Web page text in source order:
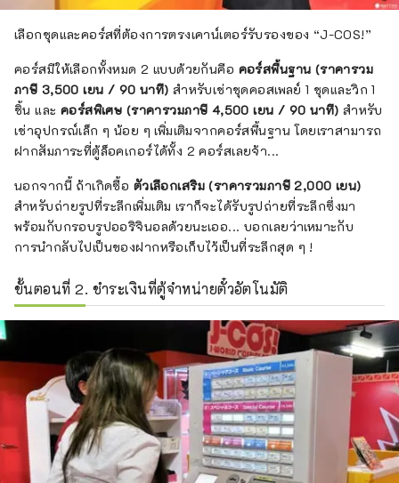
เลือกชุดและคอร์สที่ต้องการตรงเคาน์เตอร์รับรองของ “J-COS!”
คอร์สมีให้เลือกทั้งหมด 2 แบบด้วยกันคือ คอร์สพื้นฐาน (ราคารวม
ภาษี 3,500 เยน / 90 นาที) สำหรับเช่าชุดคอสเพลย์ 1 ชุดและวิก 1
ชิ้น และ คอร์สพิเศษ (ราคารวมภาษี 4,500 เยน / 90 นาที) สำหรับ
เช่าอุปกรณ์เล็ก ๆ น้อย ๆ เพิ่มเติมจากคอร์สพื้นฐาน โดยเราสามารถ
ฝากสัมภาระที่ตู้ล็อคเกอร์ได้ทั้ง 2 คอร์สเลยจ้า...
นอกจากนี้ ถ้าเกิดซื้อ ตัวเลือกเสริม (ราคารวมภาษี 2,000 เยน)
สำหรับถ่ายรูปที่ระลึกเพิ่มเติม เราก็จะได้รับรูปถ่ายที่ระลึกซึ่งมา
พร้อมกับกรอบรูปออริจินอลด้วยนะเออ... บอกเลยว่าเหมาะกับ
การนำกลับไปเป็นของฝากหรือเก็บไว้เป็นที่ระลึกสุด ๆ !
ขั้นตอนที่ 2. ชำระเงินที่ตู้จำหน่ายตั๋วอัตโนมัติ